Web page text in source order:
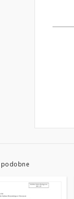
podobne